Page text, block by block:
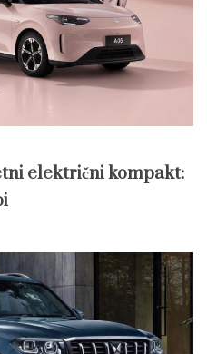
električni kompakt: